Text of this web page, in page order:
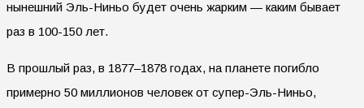
нынешний Эль-Ниньо будет очень жарким — каким бывает
раз в 100-150 лет.
В прошлый раз, в 1877–1878 годах, на планете погибло
примерно 50 миллионов человек от супер-Эль-Ниньо,